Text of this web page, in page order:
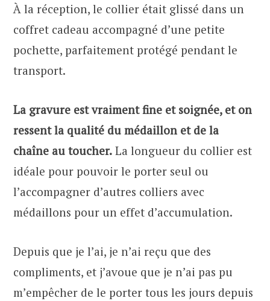
À la réception, le collier était glissé dans un
coffret cadeau accompagné d’une petite
pochette, parfaitement protégé pendant le
transport.
La gravure est vraiment fine et soignée, et on
ressent la qualité du médaillon et de la
chaîne au toucher. La longueur du collier est
idéale pour pouvoir le porter seul ou
l’accompagner d’autres colliers avec
médaillons pour un effet d’accumulation.
Depuis que je l’ai, je n’ai reçu que des
compliments, et j’avoue que je n’ai pas pu
m’empêcher de le porter tous les jours depuis